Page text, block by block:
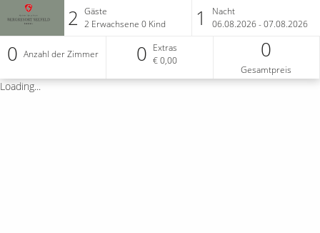
2 Gäste
2 Erwachsene 0 Kind 1
Nacht
06.08.2026 - 07.08.2026
0 Anzahl der Zimmer 0 Extras
€ 0,00
0
Gesamtpreis
Loading...